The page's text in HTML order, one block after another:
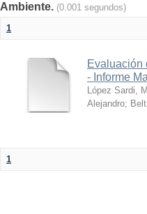
Ambiente. (0.001 segundos)
1
Evaluación
- Informe
López Sardi,
Alejandro;
1